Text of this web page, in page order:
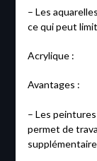
– Les
ce qui peut
Acrylique :
Avantages :
– Les
permet de